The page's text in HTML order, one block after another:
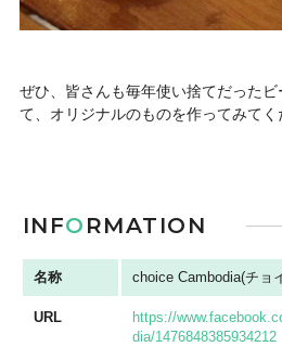
ぜひ、皆さんも毎年使い捨てだった
て、オリジナルのものを作ってみてく
INFO RMATION
名称 choice Cambodia(チョ
URL
https://
dia/1476848385934212